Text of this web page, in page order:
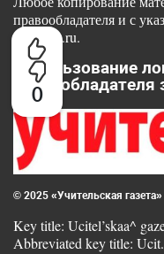
0
правообладателя и с
www.ug.ru.
Использование
© 2025 «Учительская газета»
Key title: Ucitel’skaa^
Abbreviated key title: